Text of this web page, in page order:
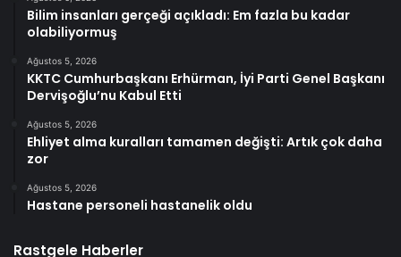
Bilim insanları gerçeği açıkladı: Em fazla bu kadar
olabiliyormuş
Ağustos 5, 2026
KKTC Cumhurbaşkanı Erhürman, İyi Parti Genel Başkanı
Dervişoğlu’nu Kabul Etti
Ağustos 5, 2026
Ehliyet alma kuralları tamamen değişti: Artık çok daha
zor
Ağustos 5, 2026
Hastane personeli hastanelik oldu
Rastgele Haberler